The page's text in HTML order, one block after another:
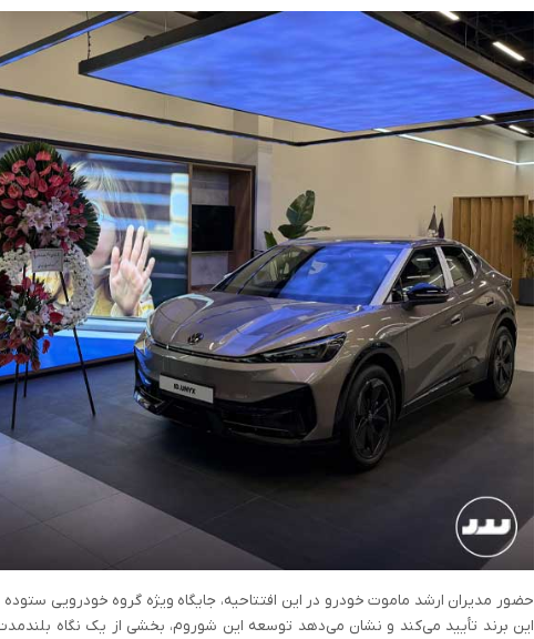
حضور مدیران ارشد ماموت خودرو در این افتتاحیه، جایگاه ویژه‌ گروه خودرویی
این برند تأیید می‌کند و نشان می‌دهد توسعه‌ این شوروم، بخشی از یک نگاه